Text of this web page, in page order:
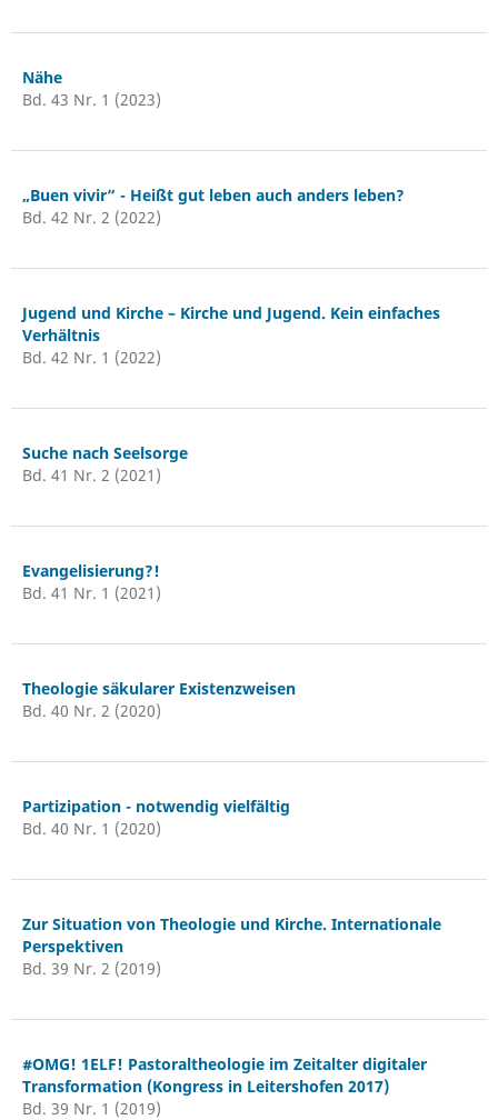
Nähe
Bd. 43 Nr. 1 (2023)
„Buen vivir“ - Heißt gut leben auch anders leben?
Bd. 42 Nr. 2 (2022)
Jugend und Kirche – Kirche und Jugend. Kein einfaches
Verhältnis
Bd. 42 Nr. 1 (2022)
Suche nach Seelsorge
Bd. 41 Nr. 2 (2021)
Evangelisierung?!
Bd. 41 Nr. 1 (2021)
Theologie säkularer Existenzweisen
Bd. 40 Nr. 2 (2020)
Partizipation - notwendig vielfältig
Bd. 40 Nr. 1 (2020)
Zur Situation von Theologie und Kirche. Internationale
Perspektiven
Bd. 39 Nr. 2 (2019)
#OMG! 1ELF! Pastoraltheologie im Zeitalter digitaler
Transformation (Kongress in Leitershofen 2017)
Bd. 39 Nr. 1 (2019)